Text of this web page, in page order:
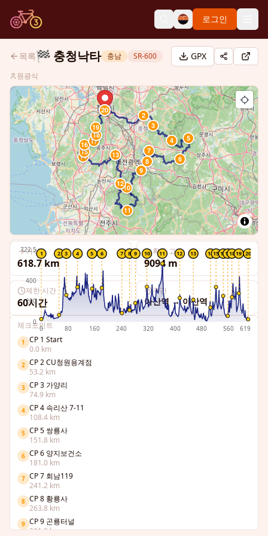
로그인
목록🏁 충청낙타 충남 SR-600 GPX
원광식
1
2
3
4
5
6
7
8
9
10
11
12
13
14
15
16 17
18
19
20
0 80 160 240 320 400 480 560 619
0
200
400
722.5 1 2 3 4 5 6 7 8 9 10 11 12 13 141516171819 20
거리
618.7km
획득 고도
9094 m
제한 시간
60시간
구간
아산역 →아산역
체크포인트
1 CP 1 Start
0.0 km
2 CP 2 CU청원용계점
53.2 km
3 CP 3 가양리
74.9 km
4 CP 4 속리산 7-11
108.4 km
5 CP 5 쌍룡사
151.8 km
6 CP 6 양지보건소
181.0 km
7 CP 7 회남119
241.2 km
8 CP 8 황룡사
263.8 km
9 CP 9 곤룡터널
281.2km